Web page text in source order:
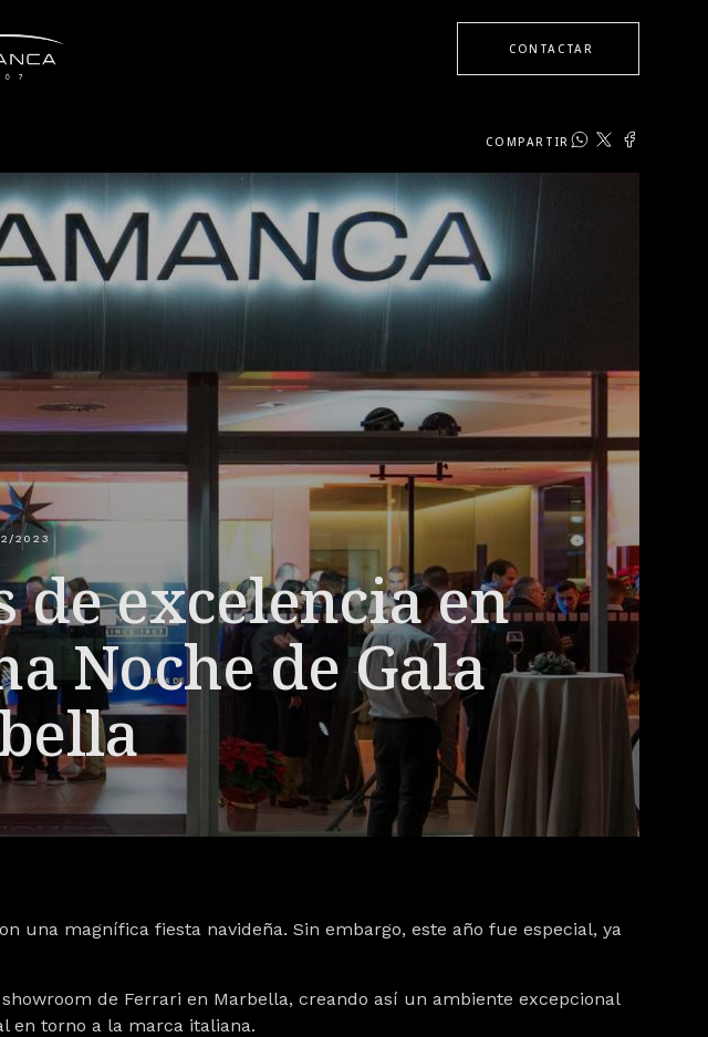
CONTACTAR
COMPARTIR
2023
de excelencia en
Noche de Gala
una magnífica fiesta navideña. Sin embargo, este año fue especial, ya
de Ferrari en Marbella, creando así un ambiente excepcional
en torno a la marca italiana.